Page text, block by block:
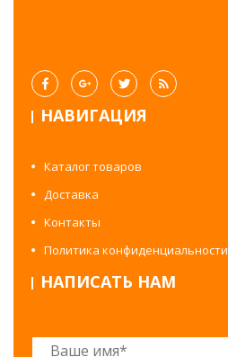
НАВИГАЦИЯ
Каталог товаров
Доставка
Контакты
Политика конфиденциальности
НАПИСАТЬ НАМ